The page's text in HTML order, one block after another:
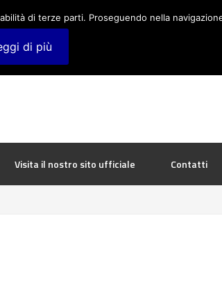
Visita il nostro sito ufficiale Contatti
di terze parti. Proseguendo nella
di più